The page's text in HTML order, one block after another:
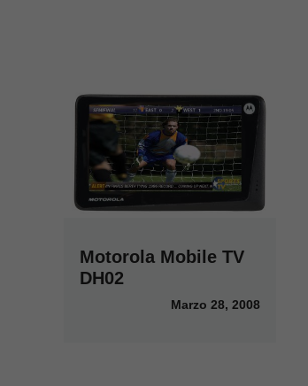
Motorola Mobile TV
DH02
Marzo 28, 2008